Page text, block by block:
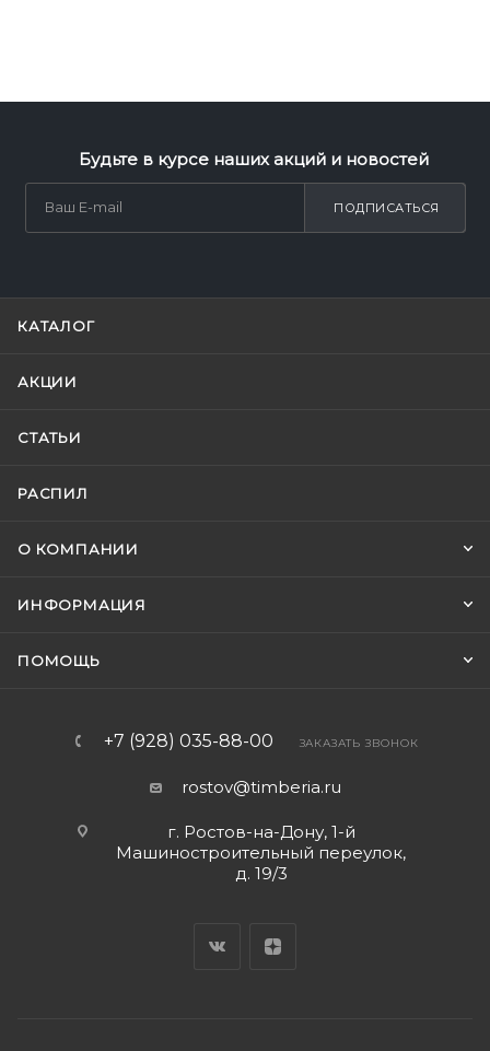
Будьте в курсе наших акций и новостей
ПОДПИСАТЬСЯ
КАТАЛОГ
АКЦИИ
СТАТЬИ
РАСПИЛ
О КОМПАНИИ
ИНФОРМАЦИЯ
ПОМОЩЬ
+7 (928) 035-88-00 ЗАКАЗАТЬ ЗВОНОК
rostov@timberia.ru
г. Ростов-на-Дону, 1-й
Машиностроительный переулок,
д. 19/3